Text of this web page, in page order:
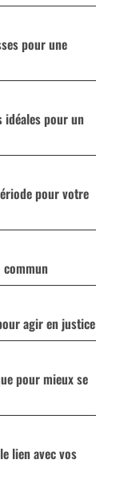
pour une
pour un
pour votre
agir en justice
pour mieux se
lien avec vos